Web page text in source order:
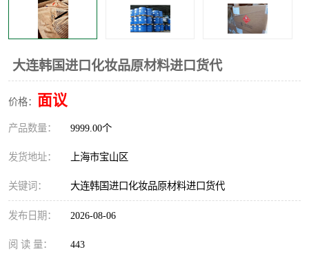
大连韩国进口化妆品原材料进口货代
价格： 面议
产品数量： 9999.00个
发货地址： 上海市宝山区
关键词： 大连韩国进口化妆品原材料进口货代
发布日期： 2026-08-06
阅 读 量： 443